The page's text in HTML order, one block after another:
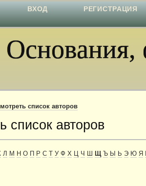
Основания,
ВХОД РЕГИСТРАЦИЯ
список авторов
список авторов
Л М Н О Р С У Ф Х Ц Ч Ш Щ Ъ Ы Ь Э Ю Я